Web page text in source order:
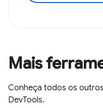
Mais
Conheça todos os
DevTools.